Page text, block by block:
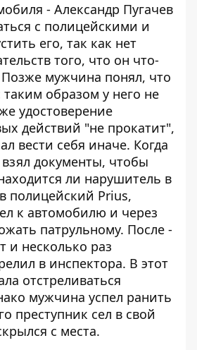
- Александр Пугачев
с полицейскими и
его, так как нет
того, что он что-
мужчина понял, что
образом у него не
удостоверение
действий "не прокатит",
вести себя иначе. Когда
документы, чтобы
ли нарушитель в
полицейский Prius,
к автомобилю и через
патрульному. После -
и несколько раз
в инспектора. В этот
отстреливаться
мужчина успел ранить
преступник сел в свой
с места.